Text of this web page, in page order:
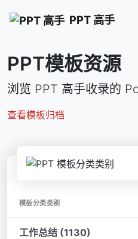
PPT 高手
PPT模板资源
浏览 PPT 高手收录的
查看模板归档
模板分类类别
工作总结 (1130)